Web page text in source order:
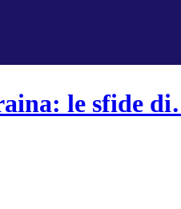
le sfide